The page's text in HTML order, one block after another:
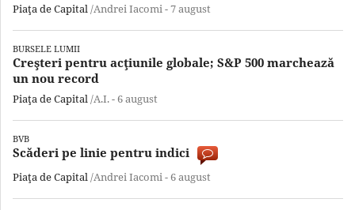
Piaţa de Capital/Andrei Iacomi -7 august
BURSELE LUMII
Creşteri pentru acţiunile globale; S&P 500 marchează
un nou record
Piaţa de Capital/A.I. -6 august
BVB
Scăderi pe linie pentru indici
Piaţa de Capital/Andrei Iacomi -6 august